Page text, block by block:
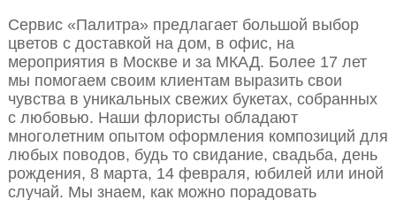
Сервис «Палитра» предлагает большой выбор
цветов с доставкой на дом, в офис, на
мероприятия в Москве и за МКАД. Более 17 лет
мы помогаем своим клиентам выразить свои
чувства в уникальных свежих букетах, собранных
с любовью. Наши флористы обладают
многолетним опытом оформления композиций для
любых поводов, будь то свидание, свадьба, день
рождения, 8 марта, 14 февраля, юбилей или иной
случай. Мы знаем, как можно порадовать